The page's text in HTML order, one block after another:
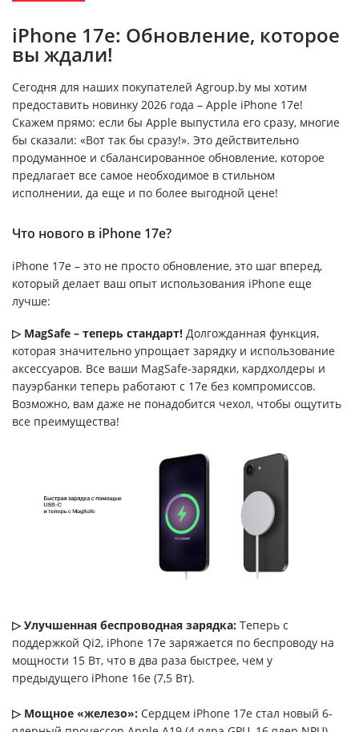
iPhone 17e: Обновление, которое
вы ждали!
Сегодня для наших покупателей Agroup.by мы хотим
предоставить новинку 2026 года – Apple iPhone 17e!
Скажем прямо: если бы Apple выпустила его сразу, многие
бы сказали: «Вот так бы сразу!». Это действительно
продуманное и сбалансированное обновление, которое
предлагает все самое необходимое в стильном
исполнении, да еще и по более выгодной цене!
Что нового в iPhone 17e?
iPhone 17e – это не просто обновление, это шаг вперед,
который делает ваш опыт использования iPhone еще
лучше:
▷ MagSafe – теперь стандарт! Долгожданная функция,
которая значительно упрощает зарядку и использование
аксессуаров. Все ваши MagSafe-зарядки, кардхолдеры и
пауэрбанки теперь работают с 17e без компромиссов.
Возможно, вам даже не понадобится чехол, чтобы ощутить
все преимущества!
▷ Улучшенная беспроводная зарядка: Теперь с
поддержкой Qi2, iPhone 17e заряжается по беспроводу на
мощности 15 Вт, что в два раза быстрее, чем у
предыдущего iPhone 16e (7,5 Вт).
▷ Мощное «железо»: Сердцем iPhone 17e стал новый 6-